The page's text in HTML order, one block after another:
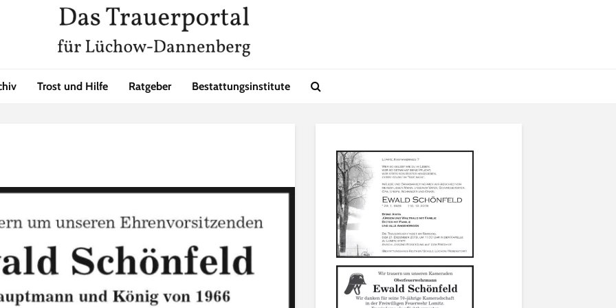
Trost und Hilfe Ratgeber Bestattungsinstitute